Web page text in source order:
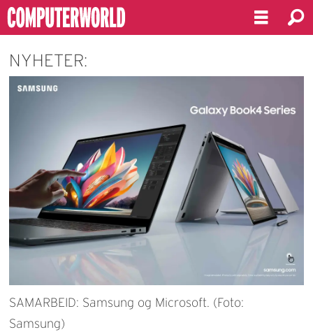
NYHETER:
SAMARBEID: Samsung og Microsoft. (Foto:
Samsung)